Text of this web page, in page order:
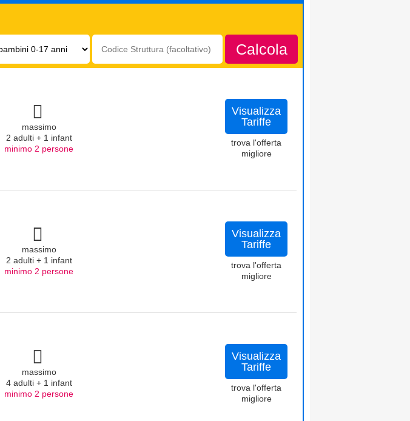
Codice
struttura:
Calcola
massimo
2 adulti + 1 infant
minimo 2 persone
Visualizza
Tariffe
trova l'offerta
migliore
massimo
2 adulti + 1 infant
minimo 2 persone
Visualizza
Tariffe
trova l'offerta
migliore
massimo
4 adulti + 1 infant
minimo 2 persone
Visualizza
Tariffe
trova l'offerta
migliore